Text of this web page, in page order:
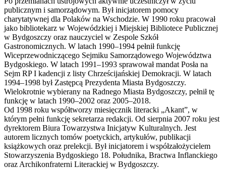
publicznym i samorządowym. Był inicjatorem pomocy
charytatywnej dla Polaków na Wschodzie. W 1990 roku pracował
jako bibliotekarz w Wojewódzkiej i Miejskiej Bibliotece Publicznej
w Bydgoszczy oraz nauczyciel w Zespole Szkół
Gastronomicznych. W latach 1990–1994 pełnił funkcję
Wiceprzewodniczącego Sejmiku Samorządowego Województwa
Bydgoskiego. W latach 1991–1993 sprawował mandat Posła na
Sejm RP I kadencji z listy Chrześcijańskiej Demokracji. W latach
1994–1998 był Zastępcą Prezydenta Miasta Bydgoszczy.
Wielokrotnie wybierany na Radnego Miasta Bydgoszczy, pełnił tę
funkcję w latach 1990–2002 oraz 2005–2018.
Od 1998 roku współtworzy miesięcznik literacki „Akant”, w
którym pełni funkcję sekretarza redakcji. Od sierpnia 2007 roku jest
dyrektorem Biura Towarzystwa Inicjatyw Kulturalnych. Jest
autorem licznych tomów poetyckich, artykułów, publikacji
książkowych oraz prelekcji. Był inicjatorem i współzałożycielem
Stowarzyszenia Bydgoskiego 18. Południka, Bractwa Inflanckiego
oraz Archikonfraterni Literackiej w Bydgoszczy.